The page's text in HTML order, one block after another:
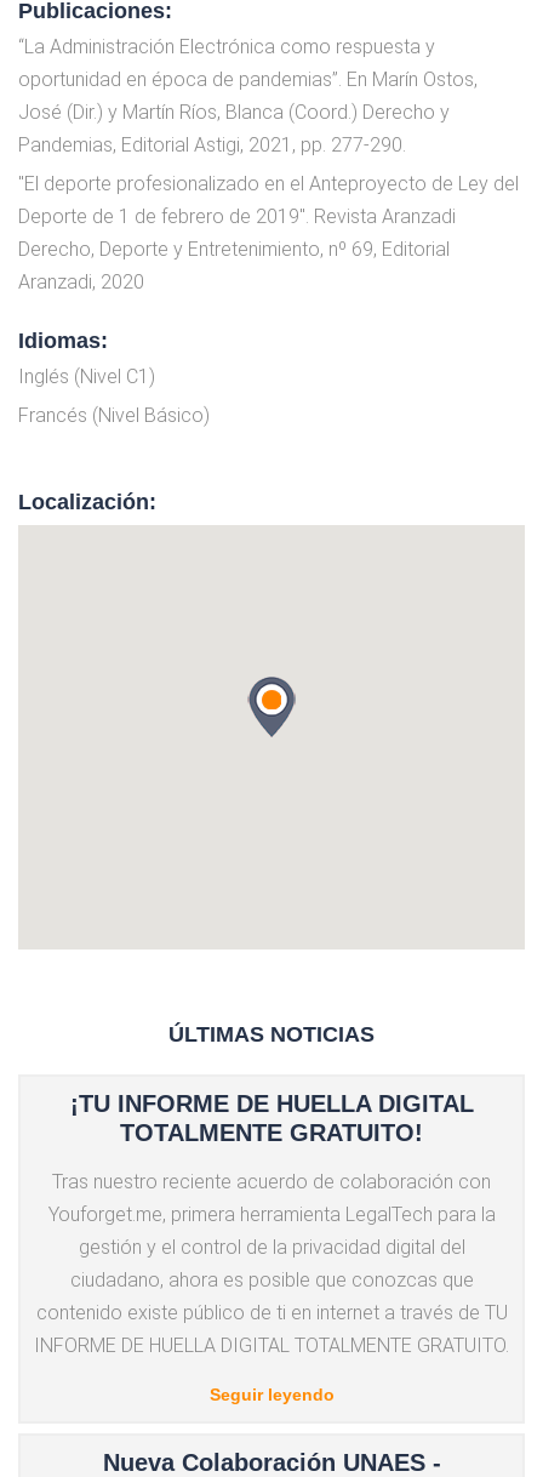
Publicaciones:
“La Administración Electrónica como respuesta y
oportunidad en época de pandemias”. En Marín Ostos,
José (Dir.) y Martín Ríos, Blanca (Coord.) Derecho y
Pandemias, Editorial Astigi, 2021, pp. 277-290.
"El deporte profesionalizado en el Anteproyecto de Ley del
Deporte de 1 de febrero de 2019". Revista Aranzadi
Derecho, Deporte y Entretenimiento, nº 69, Editorial
Aranzadi, 2020
Idiomas:
Inglés (Nivel C1)
Francés (Nivel Básico)
Localización:
ÚLTIMAS NOTICIAS
¡TU INFORME DE HUELLA DIGITAL
TOTALMENTE GRATUITO!
Tras nuestro reciente acuerdo de colaboración con
Youforget.me, primera herramienta LegalTech para la
gestión y el control de la privacidad digital del
ciudadano, ahora es posible que conozcas que
contenido existe público de ti en internet a través de TU
INFORME DE HUELLA DIGITAL TOTALMENTE GRATUITO.
Seguir leyendo
Nueva Colaboración UNAES -